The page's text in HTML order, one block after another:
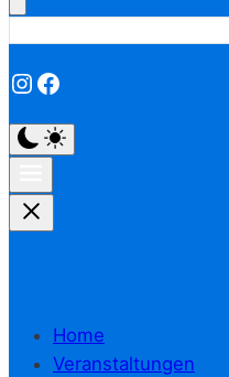
Instagram
Facebook
Home
Veranstaltungen